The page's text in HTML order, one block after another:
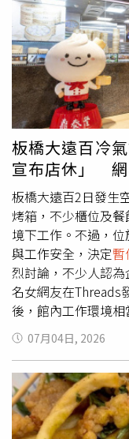
襲，為顧及顧客與
便，敬請見諒。停
心中山爵士廣場。
的萊爾富24小時營
時、路易莎咖啡上
晚間10時。而萬家
門市維持正常營業
各縣市停班停課情形
況彈性評估營業時
板橋大遠百冷
宣布店休」 網
板橋大遠百2日發生
烤箱，不少櫃位及
境下工作。不過，
與工作安全，決定暫
烈討論，不少人認
名女網友在Threads
後，館內工作環境
仍堅守崗位。不過
停止接待顧客，優
全，讓她直呼「請
持」。貼文曝光後
表示，「一般品牌
豐在百貨的地位等
07月04日, 2026